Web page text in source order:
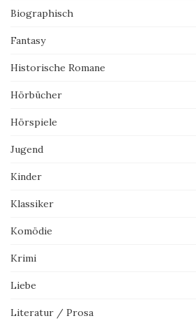
Biographisch
Fantasy
Historische Romane
Hörbücher
Hörspiele
Jugend
Kinder
Klassiker
Komödie
Krimi
Liebe
Literatur / Prosa